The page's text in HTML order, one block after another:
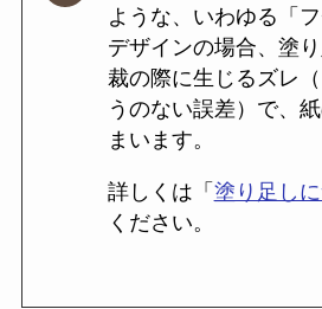
ような、いわゆる「
デザインの場合、塗
裁の際に生じるズレ
うのない誤差）で、
まいます。
詳しくは「 塗り足し
ください。